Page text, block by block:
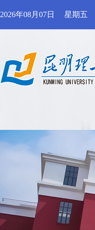
2026年08月07日 星期五